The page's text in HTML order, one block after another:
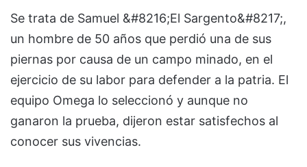
Se trata de Samuel &#8216;El Sargento&#8217;,
un hombre de 50 años que perdió una de sus
piernas por causa de un campo minado, en el
ejercicio de su labor para defender a la patria. El
equipo Omega lo seleccionó y aunque no
ganaron la prueba, dijeron estar satisfechos al
conocer sus vivencias.